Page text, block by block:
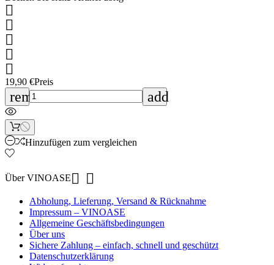





19,90 €Preis
remove add
Hinzufügen zum vergleichen
Über VINOASE  
Abholung, Lieferung, Versand & Rücknahme
Impressum – VINOASE
Allgemeine Geschäftsbedingungen
Über uns
Sichere Zahlung – einfach, schnell und geschützt
Datenschutzerklärung